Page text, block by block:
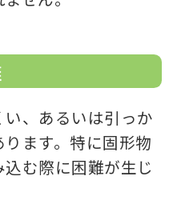
、あるいは引っか
ます。特に固形物
む際に困難が生じ